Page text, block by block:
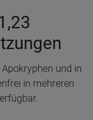
und in
in mehreren